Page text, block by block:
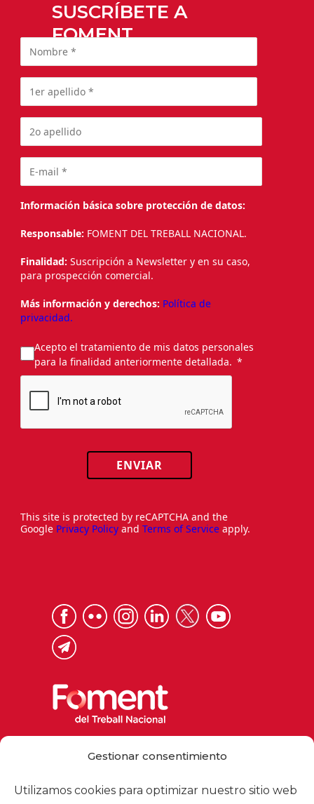
Gestionar consentimiento
Utilizamos cookies para optimizar nuestro sitio web
SUSCRÍBETE A
FOMENT
Información básica sobre protección de datos:
Responsable: FOMENT DEL TREBALL NACIONAL.
Finalidad: Suscripción a Newsletter y en su caso,
para prospección comercial.
Más información y derechos: Política de
privacidad.
Acepto el tratamiento de mis datos personales
para la finalidad anteriormente detallada.
ENVIAR
This site is protected by reCAPTCHA and the
Google Privacy Policy and Terms of Service apply.
foment@foment.com